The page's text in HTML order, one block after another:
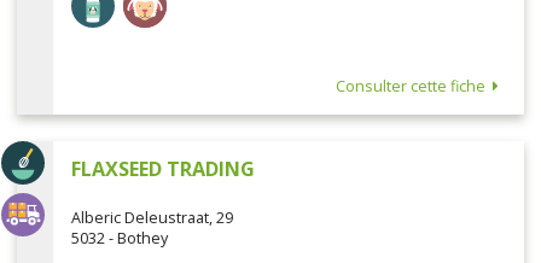
Consulter cette fiche
FLAXSEED TRADING
Alberic Deleustraat, 29
5032 - Bothey